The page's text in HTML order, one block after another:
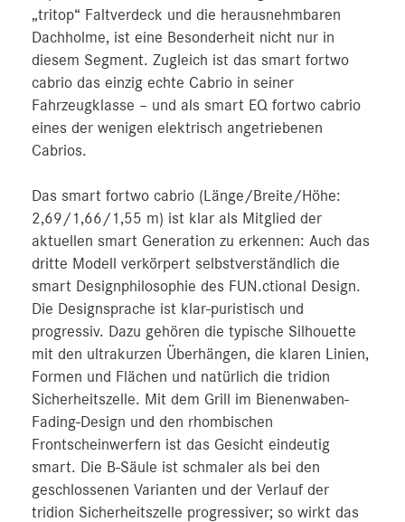
„tritop“ Faltverdeck und die herausnehmbaren
Dachholme, ist eine Besonderheit nicht nur in
diesem Segment. Zugleich ist das smart fortwo
cabrio das einzig echte Cabrio in seiner
Fahrzeugklasse – und als smart EQ fortwo cabrio
eines der wenigen elektrisch angetriebenen
Cabrios.
Das smart fortwo cabrio (Länge/Breite/Höhe:
2,69/1,66/1,55 m) ist klar als Mitglied der
aktuellen smart Generation zu erkennen: Auch das
dritte Modell verkörpert selbstverständlich die
smart Designphilosophie des FUN.ctional Design.
Die Designsprache ist klar-puristisch und
progressiv. Dazu gehören die typische Silhouette
mit den ultrakurzen Überhängen, die klaren Linien,
Formen und Flächen und natürlich die tridion
Sicherheitszelle. Mit dem Grill im Bienenwaben-
Fading-Design und den rhombischen
Frontscheinwerfern ist das Gesicht eindeutig
smart. Die B‑Säule ist schmaler als bei den
geschlossenen Varianten und der Verlauf der
tridion Sicherheitszelle progressiver; so wirkt das